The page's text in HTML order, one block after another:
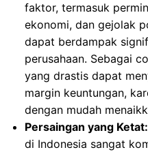
faktor, termasuk
ekonomi, dan gejolak
dapat berdampak
perusahaan. Sebagai
yang drastis dapat
margin keuntungan,
dengan mudah
Persaingan yang Ketat:
di Indonesia sangat